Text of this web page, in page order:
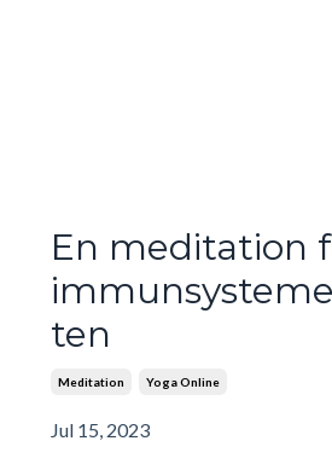
En meditation
ten
Meditation Yoga Online
Jul 15, 2023